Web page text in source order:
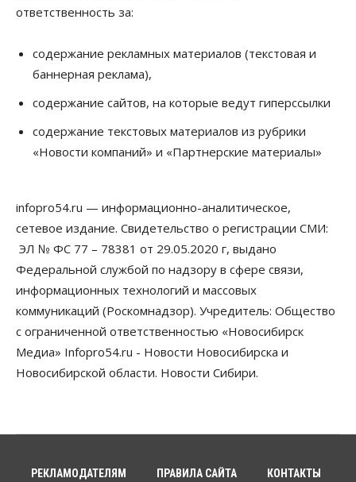
ответственность за:
содержание рекламных материалов (текстовая и
баннерная реклама),
содержание сайтов, на которые ведут гиперссылки
содержание текстовых материалов из рубрики
«Новости компаний» и «Партнерские материалы»
infopro54.ru — информационно-аналитическое,
сетевое издание. Свидетельство о регистрации СМИ:
ЭЛ № ФС 77 – 78381 от 29.05.2020 г, выдано
Федеральной службой по надзору в сфере связи,
информационных технологий и массовых
коммуникаций (Роскомнадзор). Учредитель: Общество
с ограниченной ответственностью «Новосибирск
Медиа» Infopro54.ru - Новости Новосибирска и
Новосибирской области. Новости Сибири.
РЕКЛАМОДАТЕЛЯМ ПРАВИЛА САЙТА КОНТАКТЫ